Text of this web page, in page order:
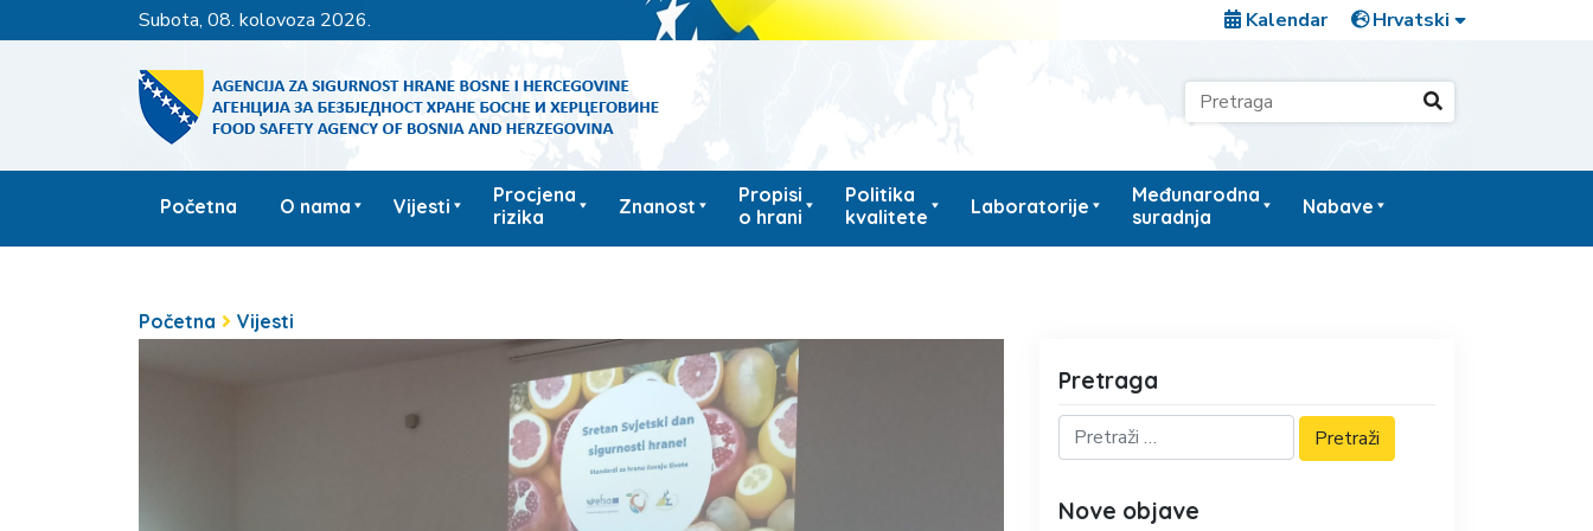
subota, 08. kolovoza 2026. Kalendar
Početna O nama Vijesti
Procjena
rizika
Znanost
Propisi
o hrani
Politika
kvalitete
Laboratorije
Međunarodna
suradnja
Nabave
Početna Vijesti
Pretraga
Nove objave